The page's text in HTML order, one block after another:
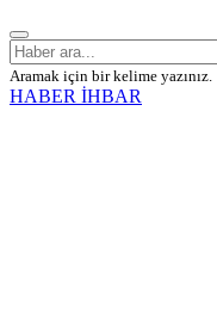
Aramak için bir kelime yazınız.
HABER İHBAR